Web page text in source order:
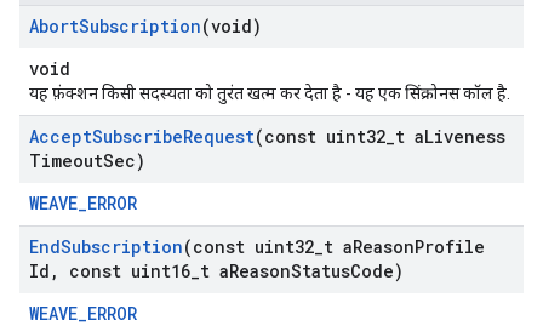
AbortSubscription(void)
void
यह फ़ंक्शन किसी सदस्यता को तुरंत खत्म कर देता है - यह एक सिंक्रोनस कॉल है.
AcceptSubscribeRequest(const uint32 t aLiveness
TimeoutSec)
WEAVE_ERROR
EndSubscription(const uint32 t aReasonProfile
Id , const uint16 t aReasonStatusCode)
WEAVE_ERROR